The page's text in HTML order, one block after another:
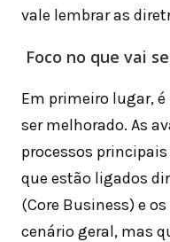
vale lembrar as
Foco no que vai
Em primeiro lugar, é
ser melhorado. As
processos
que estão ligados
(Core Business) e
cenário geral, mas